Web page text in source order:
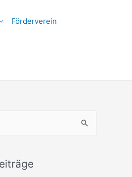
Förderverein